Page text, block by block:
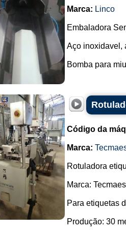
Marca: Linco
Embaladora
Aço inoxidavel,
Bomba para
Código da
Marca:
Rotuladora
Marca:
Para etiquetas
Produção: 30